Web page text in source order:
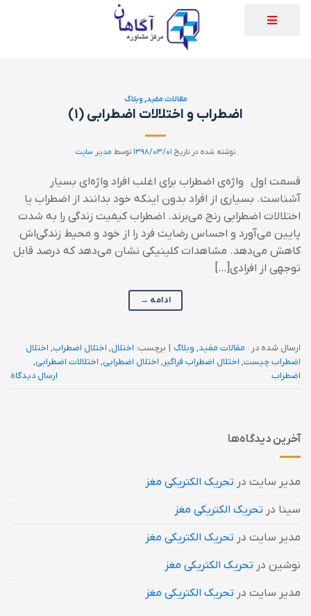
مقالات مفید, وبلاگ
اضطراب و اختلالات اضطرابی (۱)
نوشته شده در تاریخ ۱۳۹۸/۰۳/۰۱ توسط مدیر سایت
قسمت اول واژه‌ی اضطراب برای اغلب افراد واژه‌ای بسیار
آشناست. بسیاری از افراد بدون اینکه خود بدانند از اضطراب یا
اختلالات اضطرابی رنج می‌برند. اضطراب کیفیت زندگی را به شدت
پایین می‌آورد و احساس رضایت فرد را از خود و محیط زندگی‌اش
کاهش می‌دهد. مشاهدات کلینیکی نشان می‌دهد که درصد قابل
توجهی از افرادی[…]
ادامه →
ارسال شده در : مقالات مفید, وبلاگ | برچسب: اختلال, اختلال اضطراب, اختلال
اضطراب چیست, اختلال اضطراب فراگیر, اختلال اضطرابی, اختلالات اضطرابی,
اضطراب
ارسال دیدگاه
آخرین دیدگاه‌ها
مدیر سایت در تحریک الکتریکی مغز
سینا در تحریک الکتریکی مغز
مدیر سایت در تحریک الکتریکی مغز
نوشین در تحریک الکتریکی مغز
مدیر سایت در تحریک الکتریکی مغز